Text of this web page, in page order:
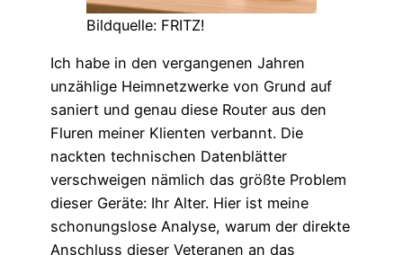
Bildquelle: FRITZ!
Ich habe in den vergangenen Jahren
unzählige Heimnetzwerke von Grund auf
saniert und genau diese Router aus den
Fluren meiner Klienten verbannt. Die
nackten technischen Datenblätter
verschweigen nämlich das größte Problem
dieser Geräte: Ihr Alter. Hier ist meine
schonungslose Analyse, warum der direkte
Anschluss dieser Veteranen an das